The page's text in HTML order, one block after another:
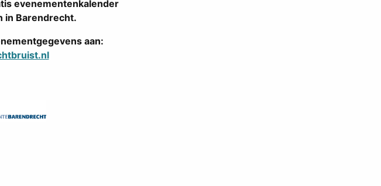
evenementenkalender
in Barendrecht.
aan: